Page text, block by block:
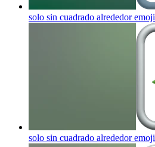
solo sin cuadrado alrededoremoji
solo sin cuadrado alrededoremoji